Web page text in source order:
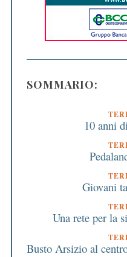
SOMMARIO:
10 anni
Giovani
Una rete per la
Busto Arsizio al